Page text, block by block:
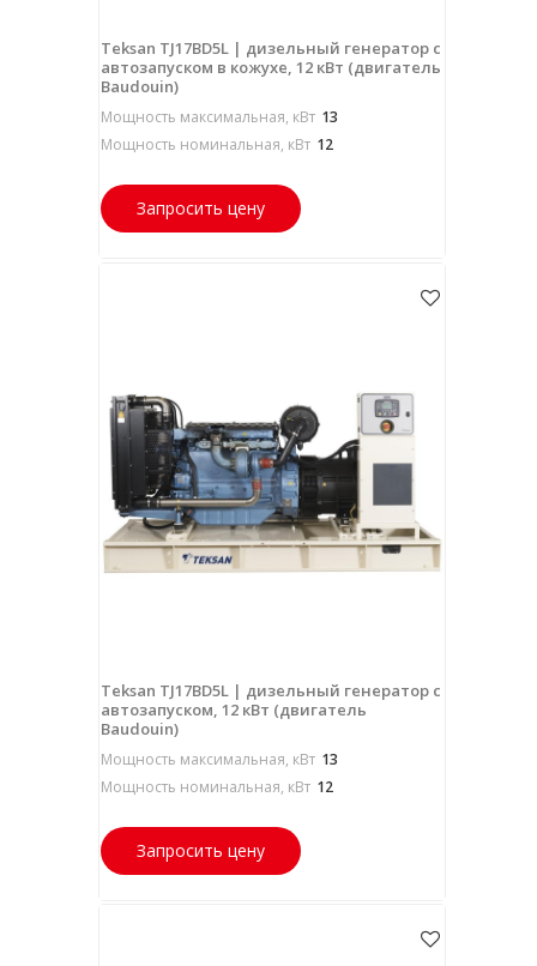
Teksan TJ17BD5L | дизельный генератор с
автозапуском в кожухе, 12 кВт (двигатель
Baudouin)
Мощность максимальная, кВт 13
Мощность номинальная, кВт 12
Запросить цену
Teksan TJ17BD5L | дизельный генератор с
автозапуском, 12 кВт (двигатель
Baudouin)
Мощность максимальная, кВт 13
Мощность номинальная, кВт 12
Запросить цену